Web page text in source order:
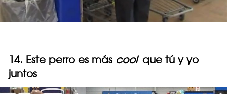
14. Este perro es más coolque tú y yo
juntos